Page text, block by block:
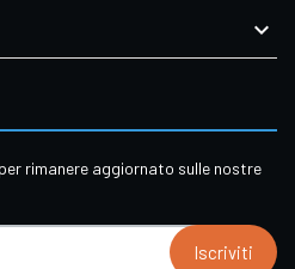

rimanere aggiornato sulle nostre
Iscriviti